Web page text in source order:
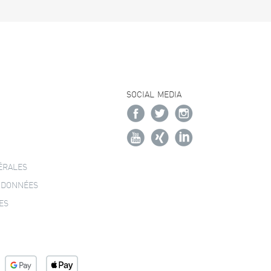
SOCIAL MEDIA